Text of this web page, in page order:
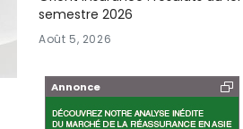
semestre 2026
Août 5, 2026
Annonce